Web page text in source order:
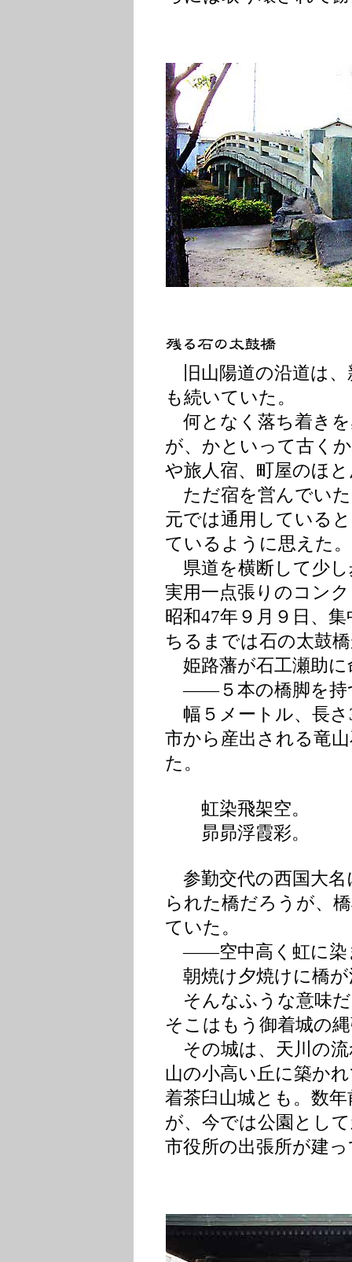
旧山陽道の沿道は、
も続いていた。
何となく落ち着き
が、かといって古く
や旅人宿、町屋のほ
ただ宿を営んでい
元では通用している
ているように思えた。
県道を横断して少
実用一点張りのコン
昭和47年９月９日、
ちるまでは石の太鼓
姫路藩が石工瀬助
――５本の橋脚を持
幅５メートル、長さ
市から産出される竜
た。
虹染飛架空。
昴昴浮霞彩。
参勤交代の西国大名
られた橋だろうが、
ていた。
――空中高く虹に染
朝焼け夕焼けに橋が
そんなふうな意味
そこはもう御着城の
その城は、天川の
山の小高い丘に築か
着茶臼山城とも。数
が、今では公園とし
市役所の出張所が建